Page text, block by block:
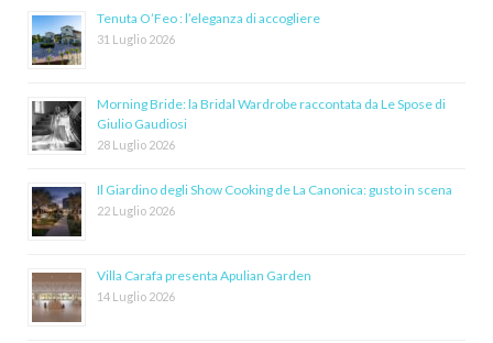
Tenuta O’Feo : l’eleganza di accogliere
31 Luglio 2026
Morning Bride: la Bridal Wardrobe raccontata da Le Spose di
Giulio Gaudiosi
28 Luglio 2026
Il Giardino degli Show Cooking de La Canonica: gusto in scena
22 Luglio 2026
Villa Carafa presenta Apulian Garden
14 Luglio 2026